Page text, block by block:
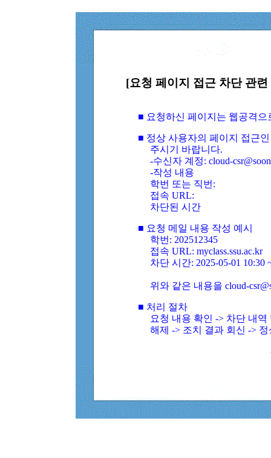
[요청 페이지 접근 차단 관
■ 요청하신 페이지는 웹공격
■ 정상 사용자의 페이지 접근
주시기 바랍니다.
-수신자 계정: cloud-
-작성 내용
학번 또는 직번:
접속 URL:
차단된 시간
■ 요청 메일 내용 작성 예시
학번: 202512345
접속 URL: myclass.ssu.ac.kr
차단 시간: 2025-05-01 10:30
위와 같은 내용을 cloud-
■ 처리 절차
요청 내용 확인 -> 차단 내
해제 -> 조치 결과 회신 ->